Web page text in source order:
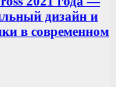
дизайн и
в современном